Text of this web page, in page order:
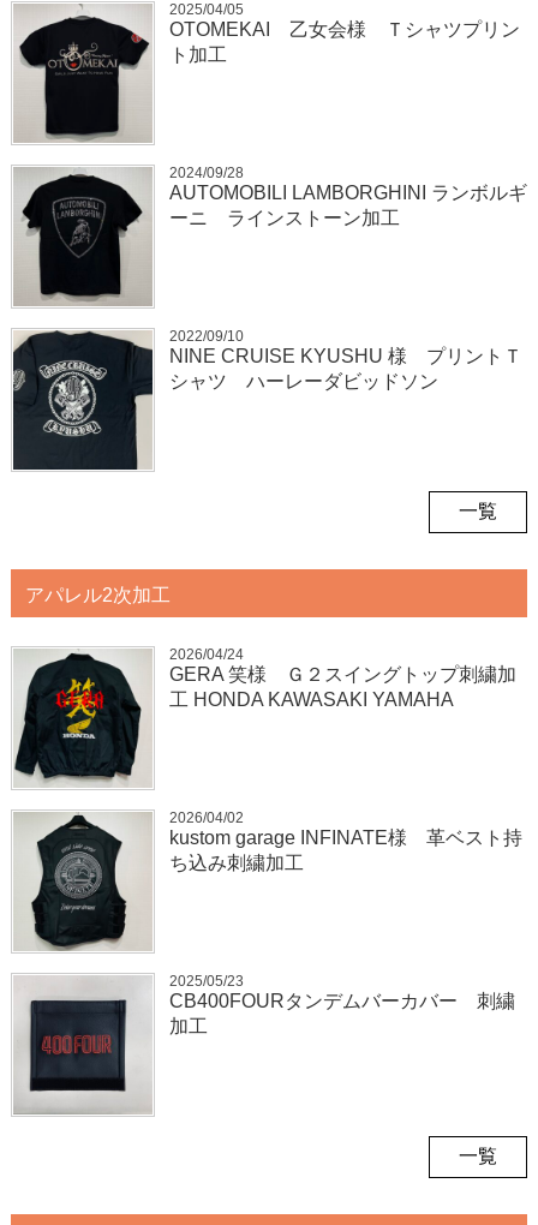
2025/04/05
OTOMEKAI 乙女会様 Ｔシャツプリン
ト加工
2024/09/28
AUTOMOBILI LAMBORGHINI ランボルギ
ーニ ラインストーン加工
2022/09/10
NINE CRUISE KYUSHU 様 プリントＴ
シャツ ハーレーダビッドソン
一覧
アパレル2次加工
2026/04/24
GERA 笑様 Ｇ２スイングトップ刺繍加
工 HONDA KAWASAKI YAMAHA
2026/04/02
kustom garage INFINATE様 革ベスト持
ち込み刺繍加工
2025/05/23
CB400FOURタンデムバーカバー 刺繍
加工
一覧